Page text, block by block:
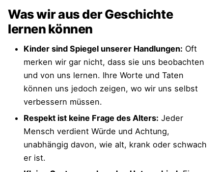
Was wir aus der Geschichte
lernen können
Kinder sind Spiegel unserer Handlungen: Oft
merken wir gar nicht, dass sie uns beobachten
und von uns lernen. Ihre Worte und Taten
können uns jedoch zeigen, wo wir uns selbst
verbessern müssen.
Respekt ist keine Frage des Alters: Jeder
Mensch verdient Würde und Achtung,
unabhängig davon, wie alt, krank oder schwach
er ist.